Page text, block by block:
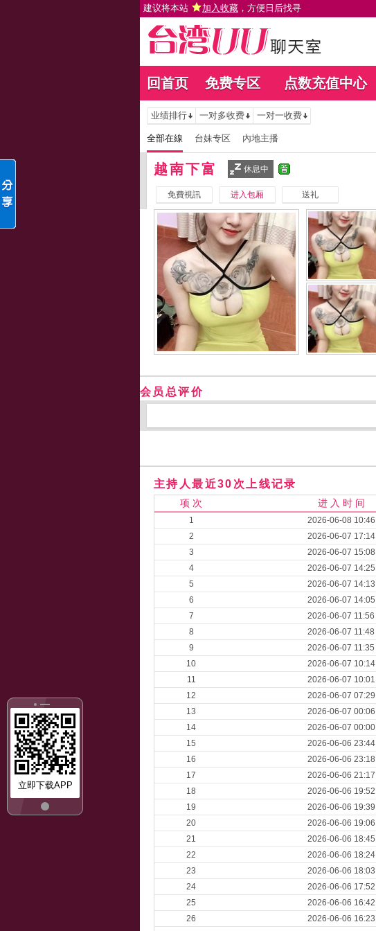
建议将本站 加入收藏 ，方便日后找寻
回首页 免费专区 点数充值中心
立即下载APP
业绩排行 一对多收费 一对一收费
全部在線 台妹专区 內地主播
越南下富 休息中
免費視訊 进入包厢 送礼
会员总评价
主持人最近30次上线记录
项 次 进 入 时 间
1 2026-06-08 10:46
2
2026-06-07 17:14
3
2026-06-07 15:08
4
2026-06-07 14:25
5
2026-06-07 14:13
6
2026-06-07 14:05
7
2026-06-07 11:56
8
2026-06-07 11:48
9
2026-06-07 11:35
10
2026-06-07 10:14
11
2026-06-07 10:01
12
2026-06-07 07:29
13
2026-06-07 00:06
14
2026-06-07 00:00
15
2026-06-06 23:44
16
2026-06-06 23:18
17
2026-06-06 21:17
18
2026-06-06 19:52
19
2026-06-06 19:39
20
2026-06-06 19:06
21
2026-06-06 18:45
22
2026-06-06 18:24
23
2026-06-06 18:03
24
2026-06-06 17:52
25
2026-06-06 16:42
26
2026-06-06 16:23